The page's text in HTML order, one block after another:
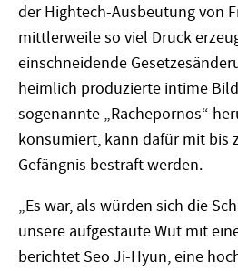
der Hightech-Ausbeutung von
mittlerweile so viel Druck
einschneidende
heimlich produzierte intime
sogenannte „Rachepornos“
konsumiert, kann dafür mit bis
Gefängnis bestraft werden.
„Es war, als würden sich die
unsere aufgestaute Wut mit
berichtet Seo Ji-Hyun, eine